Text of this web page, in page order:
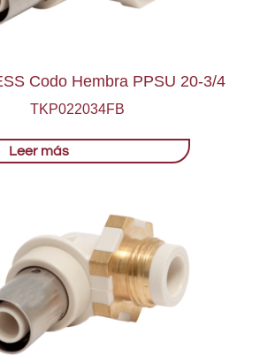
Codo Hembra PPSU 20-3/4
TKP022034FB
Leer más